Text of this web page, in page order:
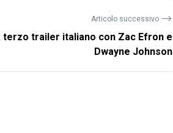
Articolo successivo ⟶
terzo trailer italiano con Zac Efron e
Dwayne Johnson